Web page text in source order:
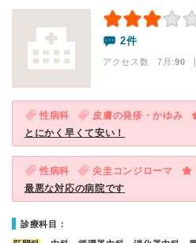
2件
アクセス数 7月:90 |
性病科 皮膚の発疹・かゆみ
とにかく早くて安い！
性病科 尖圭コンジローマ
最悪な対応の病院です
診療科目：